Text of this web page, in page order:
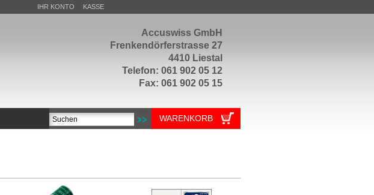
Accuswiss GmbH
Frenkendörferstrasse 27
4410 Liestal
Telefon: 061 902 05 12
Fax: 061 902 05 15
IHR KONTO KASSE
WARENKORB